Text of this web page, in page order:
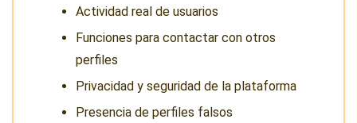
Actividad real de usuarios
Funciones para contactar con otros
perfiles
Privacidad y seguridad de la plataforma
Presencia de perfiles falsos